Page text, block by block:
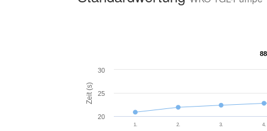
Zeit (s)
1. 2. 3. 4.
20
25
30